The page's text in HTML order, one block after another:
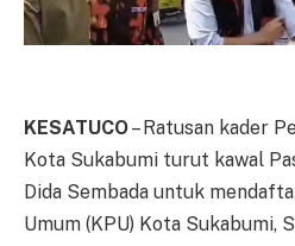
KESATUCO– Ratusan kader
Kota Sukabumi turut kawal
Dida Sembada untuk
Umum (KPU) Kota Sukabumi,